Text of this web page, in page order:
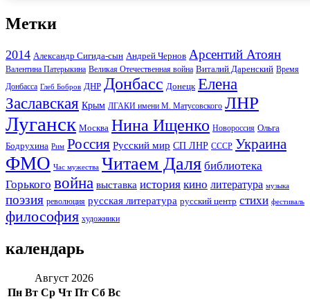
Метки
2014 Александр Сигида-сын Андрей Чернов Арсентий Атоян
Валентина Патерыкина Великая Отечественная война Виталий Даренский Время
Донбасса Глеб Бобров ДНР Донбасс Донецк Елена
Заславская Крым ЛГАКИ имени М. Матусовского ЛНР
Луганск Москва Нина Ищенко Новороссия Ольга
Бодрухина Рим Россия Русский мир СП ЛНР СССР Украина
ФМО Час мужества Читаем Даля библиотека
Горького война выставка история кино литература музыка
поэзия революция русская литература русский центр стихи фестиваль
философия художники
календарь
Август 2026
Пн Вт Ср Чт Пт Сб Вс